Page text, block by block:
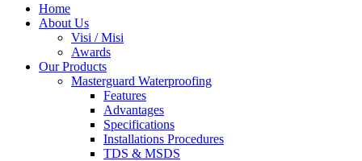
Home
About Us
Visi / Misi
Awards
Our Products
Masterguard Waterproofing
Features
Advantages
Specifications
Installations Procedures
TDS & MSDS